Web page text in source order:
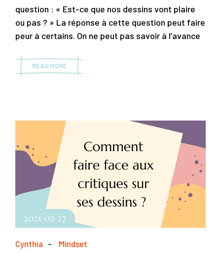
question : « Est-ce que nos dessins vont plaire
ou pas ? » La réponse à cette question peut faire
peur à certains. On ne peut pas savoir à l’avance
READ MORE
2021-02-27
Cynthia Mindset